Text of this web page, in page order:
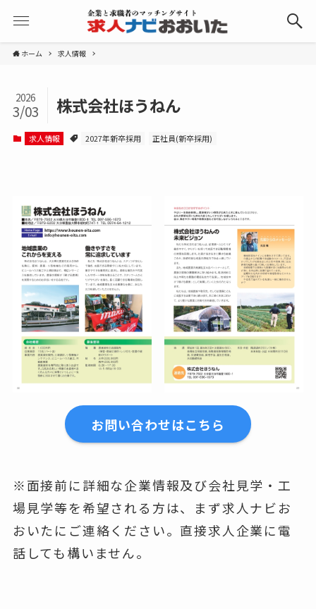
ホーム 求人情報
株式会社ほうねん
2026
3/03
求人情報 2027年新卒採用 正社員(新卒採用)
お問い合わせはこちら
※面接前に詳細な企業情報及び会社見学・工
場見学等を希望される方は、まず求人ナビお
おいたにご連絡ください。直接求人企業に電
話しても構いません。